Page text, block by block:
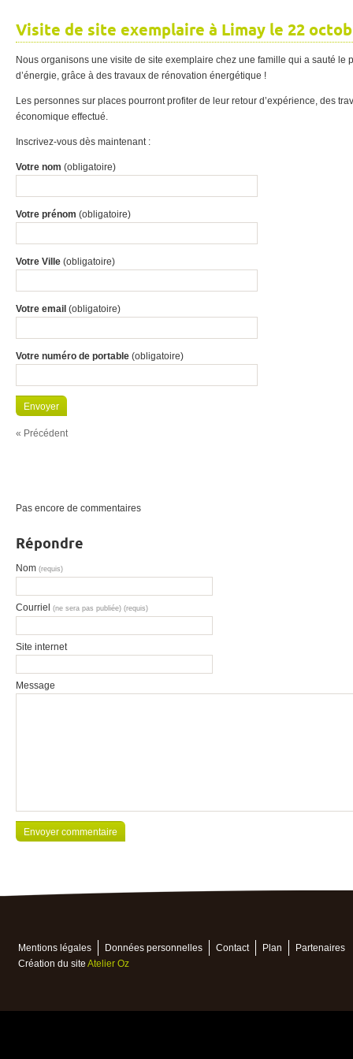
Visite de site exemplaire à Limay le 22
Nous organisons une visite de site exemplaire chez une famille qui a sauté le
d’énergie, grâce à des travaux de rénovation énergétique !
Les personnes sur places pourront profiter de leur retour d’expérience, des
économique effectué.
Inscrivez-vous dès maintenant :
Votre nom (obligatoire)
Votre prénom (obligatoire)
Votre Ville (obligatoire)
Votre email (obligatoire)
Votre numéro de portable (obligatoire)
« Précédent
Pas encore de commentaires
Répondre
Nom (requis)
Courriel (ne sera pas publiée) (requis)
Site internet
Message
Mentions légales Données personnelles Contact Plan
Partenaires
Création du site Atelier Oz